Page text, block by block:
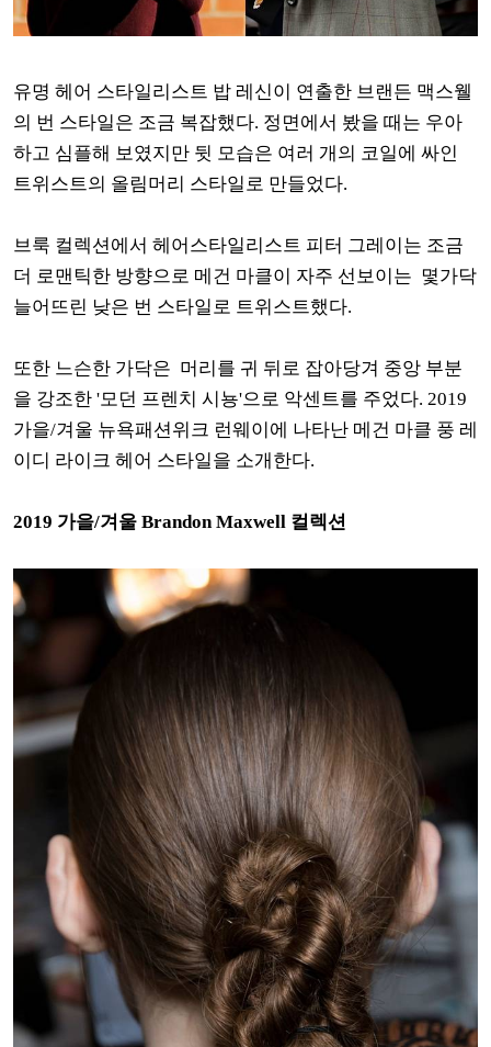
유명 헤어 스타일리스트 밥 레신이 연출한 브랜든 맥스웰
의 번 스타일은 조금 복잡했다. 정면에서 봤을 때는 우아
하고 심플해 보였지만 뒷 모습은 여러 개의 코일에 싸인
트위스트의 올림머리 스타일로 만들었다.
브룩 컬렉션에서 헤어스타일리스트 피터 그레이는 조금
더 로맨틱한 방향으로 메건 마클이 자주 선보이는 몇가닥
늘어뜨린 낮은 번 스타일로 트위스트했다.
또한 느슨한 가닥은 머리를 귀 뒤로 잡아당겨 중앙 부분
을 강조한 '모던 프렌치 시뇽'으로 악센트를 주었다. 2019
가을/겨울 뉴욕패션위크 런웨이에 나타난 메건 마클 풍 레
이디 라이크 헤어 스타일을 소개한다.
2019 가을/겨울 Brandon Maxwell 컬렉션